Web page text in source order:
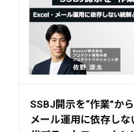
SSBJ開示を“作業”か
メール運用に依存し